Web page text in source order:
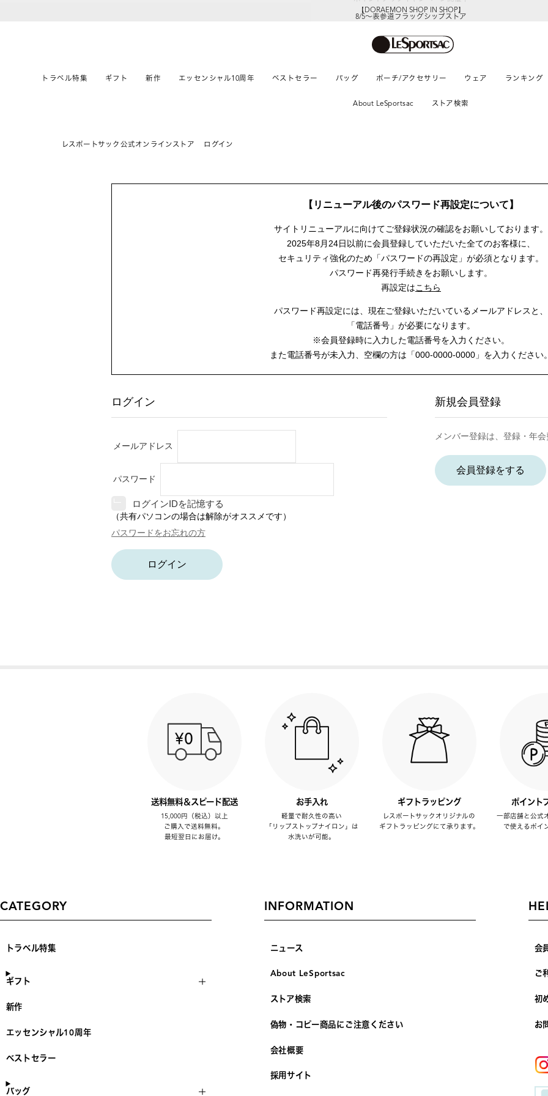
【DORAEMON SHOP IN SHOP】
8/5～表参道フラッグシップストア
トラベル特集 ギフト 新作 エッセンシャル10周年 ベストセラー バッグ ポーチ/アクセサリー ウェア ランキング
About LeSportsac ストア検索
レスポートサック公式オンラインストア ログイン
【リニューアル後のパスワード再設定について】
サイトリニューアルに向けてご登録状況の確認をお願いしております。
2025年8月24日以前に会員登録していただいた全てのお客様に、
セキュリティ強化のため「パスワードの再設定」が必須となります。
パスワード再発行手続きをお願いします。
再設定はこちら
パスワード再設定には、 現在ご登録いただいているメールアドレスと、
「電話番号」が必要になります。
※会員登録時に入力した電話番号を入力ください。
また電話番号が未入力、空欄の方は 「000-0000-0000」を入力ください。
ログイン
メールアドレス
パスワード
ログインIDを記憶する
（共有パソコンの場合は解除がオススメです）
パスワードをお忘れの方
ログイン
新規会員登録
メンバー登録は、登録・年会
会員登録をする
送料無料＆スピード配送
15,000円（税込）以上
ご購入で送料無料。
最短翌日にお届け。
お手入れ
軽量で耐久性の高い
「リップストップナイロン」は
水洗いが可能。
ギフトラッピング
レスポートサックオリジナルの
ギフトラッピングにて承ります。
ポイント
一部店舗と公式
で使えるポイ
CATEGORY
トラベル特集
ギフト
新作
エッセンシャル10周年
ベストセラー
バッグ
INFORMATION
ニュース
About LeSportsac
ストア検索
偽物・コピー商品にご注意ください
会社概要
採用サイト
会
ご
初
お